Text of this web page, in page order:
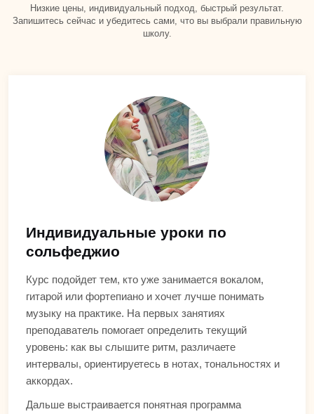
Низкие цены, индивидуальный подход, быстрый результат.
Запишитесь сейчас и убедитесь сами, что вы выбрали правильную
школу.
Индивидуальные уроки по
сольфеджио
Курс подойдет тем, кто уже занимается вокалом,
гитарой или фортепиано и хочет лучше понимать
музыку на практике. На первых занятиях
преподаватель помогает определить текущий
уровень: как вы слышите ритм, различаете
интервалы, ориентируетесь в нотах, тональностях и
аккордах.
Дальше выстраивается понятная программа